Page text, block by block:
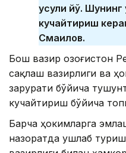
усули йўқ.
кучайтириш
Смаилов.
Бош вазир Қозоғистон
сақлаш вазирлиги ва
зарурати бўйича
кучайтириш бўйича
Барча ҳокимларга
назоратда ушлаб